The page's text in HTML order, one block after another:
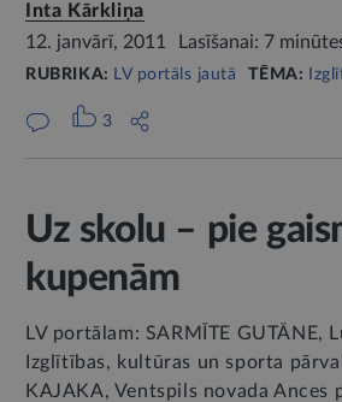
Inta Kārkliņa
12. janvārī, 2011
Lasīšanai: 7
RUBRIKA: LV portāls jautā TĒMA:
3
Uz skolu – pie
kupenām
LV portālam: SARMĪTE GUTĀNE,
Izglītības, kultūras un sporta
KAJAKA, Ventspils novada Ances